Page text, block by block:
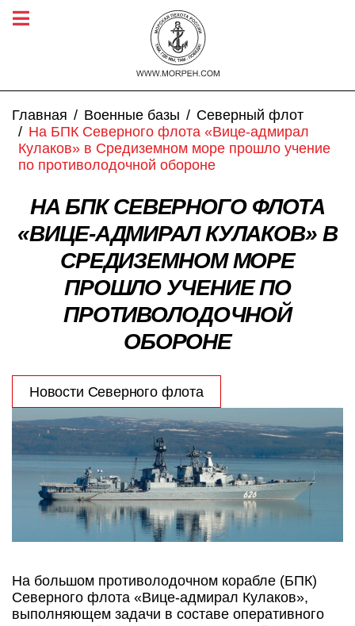
Главная Военные базы
Северный флот
На БПК Северного флота «Вице-адмирал
Кулаков» в Средиземном море прошло учение
по противолодочной обороне
НА БПК СЕВЕРНОГО ФЛОТА
«ВИЦЕ-АДМИРАЛ КУЛАКОВ» В
СРЕДИЗЕМНОМ МОРЕ
ПРОШЛО УЧЕНИЕ ПО
ПРОТИВОЛОДОЧНОЙ
ОБОРОНЕ
Новости Северного флота
На большом противолодочном корабле (БПК)
Северного флота «Вице-адмирал Кулаков»,
выполняющем задачи в составе оперативного